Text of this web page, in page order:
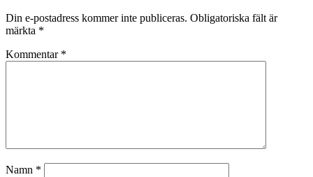
Din e-postadress kommer inte publiceras. Obligatoriska fält är
märkta *
Kommentar *
Namn *